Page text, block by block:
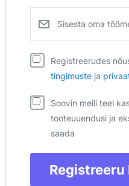
Sisesta oma
Registreerudes
tingimusteAvaneb
ja
Soovin meili teel
tooteuuendusi ja
saada